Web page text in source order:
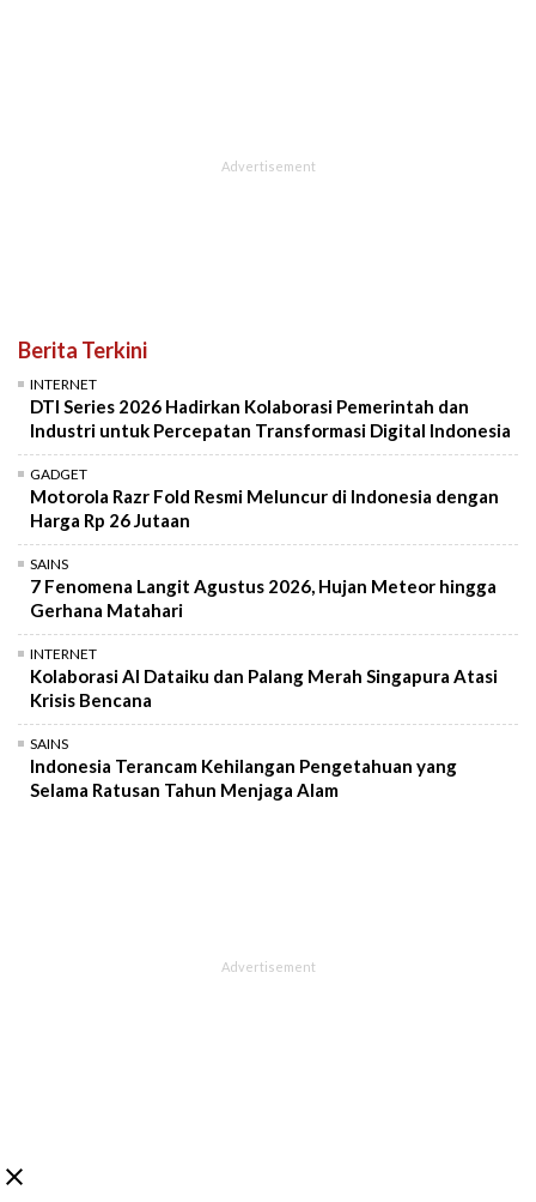
Berita Terkini
INTERNET
DTI Series 2026 Hadirkan Kolaborasi Pemerintah dan
Industri untuk Percepatan Transformasi Digital Indonesia
GADGET
Motorola Razr Fold Resmi Meluncur di Indonesia dengan
Harga Rp 26 Jutaan
SAINS
7 Fenomena Langit Agustus 2026, Hujan Meteor hingga
Gerhana Matahari
INTERNET
Kolaborasi AI Dataiku dan Palang Merah Singapura Atasi
Krisis Bencana
SAINS
Indonesia Terancam Kehilangan Pengetahuan yang
Selama Ratusan Tahun Menjaga Alam
